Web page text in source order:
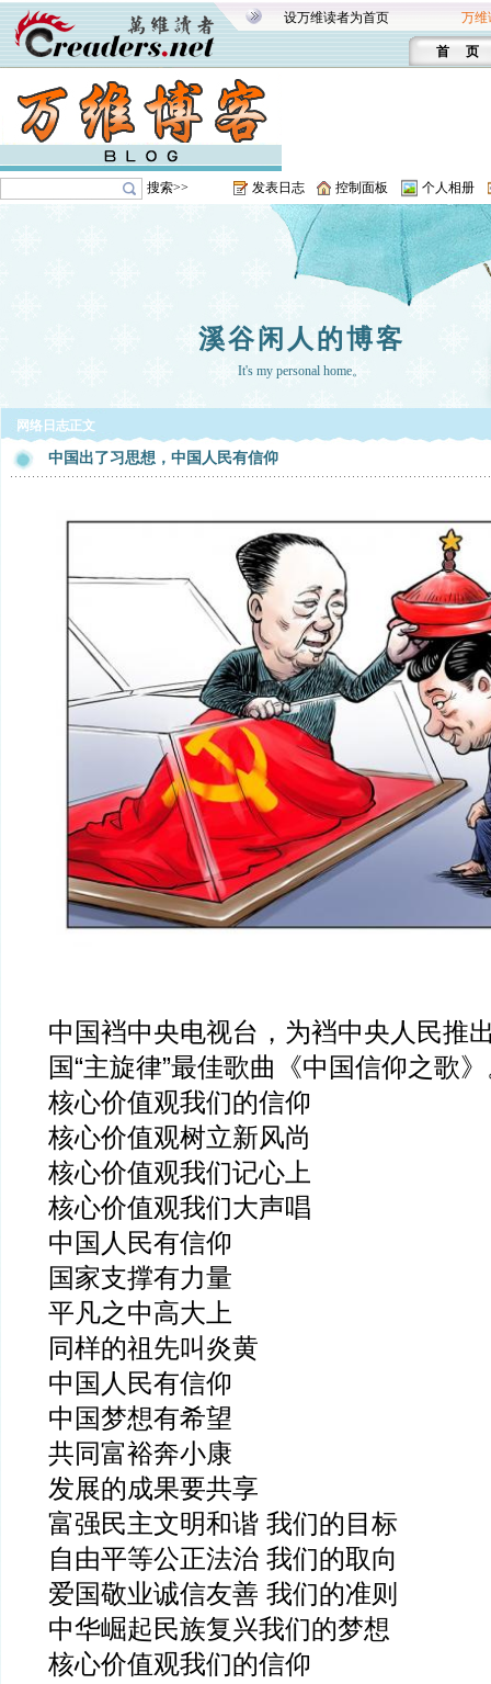
设万维读者为首页 万维
首 页
搜索>> 发表日志 控制面板 个人相册
溪谷闲人的博客
It's my personal home。
网络日志正文
中国出了习思想，中国人民有信仰
中国裆中央电视台，为裆中央人民推
国“主旋律”最佳歌曲《中国信仰之歌
核心价值观我们的信仰
核心价值观树立新风尚
核心价值观我们记心上
核心价值观我们大声唱
中国人民有信仰
国家支撑有力量
平凡之中高大上
同样的祖先叫炎黄
中国人民有信仰
中国梦想有希望
共同富裕奔小康
发展的成果要共享
富强民主文明和谐 我们的目标
自由平等公正法治 我们的取向
爱国敬业诚信友善 我们的准则
中华崛起民族复兴我们的梦想
核心价值观我们的信仰